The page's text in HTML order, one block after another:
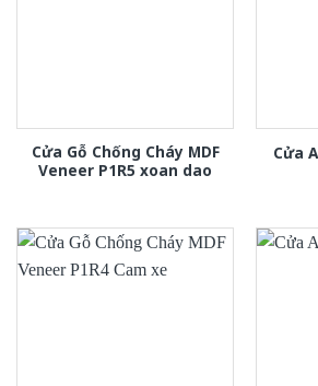
Cửa Gỗ Chống Cháy MDF
Veneer P1R5 xoan dao
Cửa